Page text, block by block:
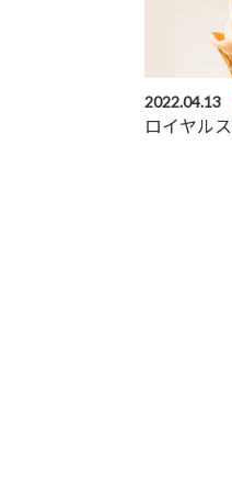
2022.04.13
ロイヤル